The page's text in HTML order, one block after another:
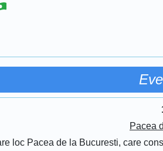
Pacea
loc Pacea de la Bucuresti, care